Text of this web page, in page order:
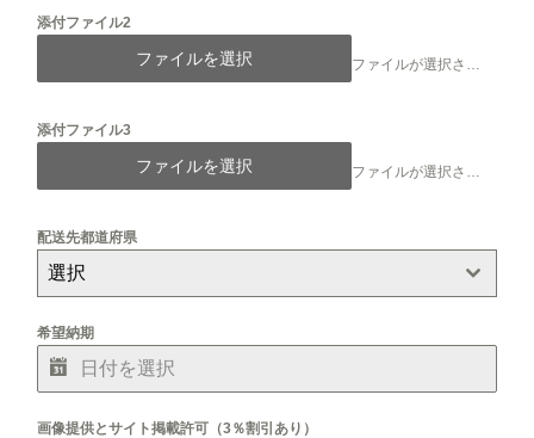
添付ファイル2
ファイルを選択
添付ファイル3
ファイルを選択
配送先都道府県
選択
希望納期
画像提供とサイト掲載許可（3％割引あり）